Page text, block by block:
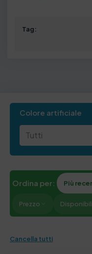
Tag:
Colore artificiale
Ordina per: Più
Prezzo
Cancella tutti